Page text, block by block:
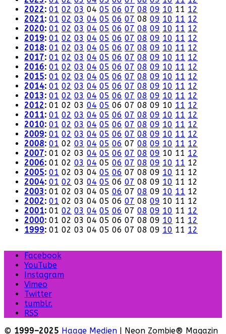
2022: 01 02 03 04 05 06 07 08 09 10 11 12
2021: 01 02 03 04 05 06 07 08 09 10 11 12
2020: 01 02 03 04 05 06 07 08 09 10 11 12
2019: 01 02 03 04 05 06 07 08 09 10 11 12
2018: 01 02 03 04 05 06 07 08 09 10 11 12
2017: 01 02 03 04 05 06 07 08 09 10 11 12
2016: 01 02 03 04 05 06 07 08 09 10 11 12
2015: 01 02 03 04 05 06 07 08 09 10 11 12
2014: 01 02 03 04 05 06 07 08 09 10 11 12
2013: 01 02 03 04 05 06 07 08 09 10 11 12
2012: 01 02 03 04 05 06 07 08 09 10 11 12
2011: 01 02 03 04 05 06 07 08 09 10 11 12
2010: 01 02 03 04 05 06 07 08 09 10 11 12
2009: 01 02 03 04 05 06 07 08 09 10 11 12
2008: 01 02 03 04 05 06 07 08 09 10 11 12
2007: 01 02 03 04 05 06 07 08 09 10 11 12
2006: 01 02 03 04 05 06 07 08 09 10 11 12
2005: 01 02 03 04 05 06 07 08 09 10 11 12
2004: 01 02 03 04 05 06 07 08 09 10 11 12
2003: 01 02 03 04 05 06 07 08 09 10 11 12
2002: 01 02 03 04 05 06 07 08 09 10 11 12
2001: 01 02 03 04 05 06 07 08 09 10 11 12
2000: 01 02 03 04 05 06 07 08 09 10 11 12
1999: 01 02 03 04 05 06 07 08 09 10 11 12
Facebook
YouTube
Instagram
Vimeo
Twitter
tumblr.
RSS
© 1999–2025 Haage Medien | Neon Zombie® Magazin